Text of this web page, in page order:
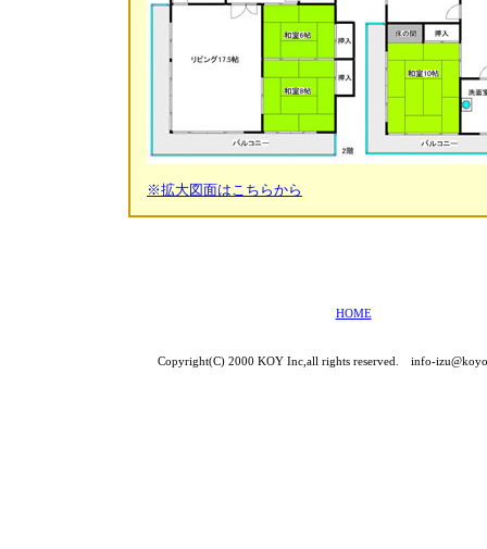
※拡大図面はこちらから
HOME
Copyright(C) 2000 KOY Inc,all rights reserved. info-